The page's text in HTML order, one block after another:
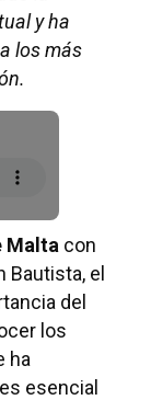
y ha
los más
Malta con
Bautista, el
del
los
ha
esencial